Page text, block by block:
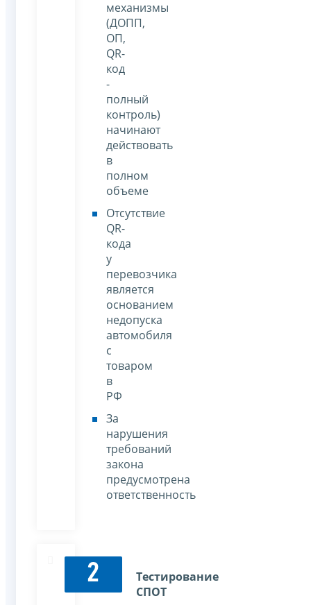
механизмы
(ДОПП,
ОП,
QR-
код
-
полный
контроль)
начинают
действовать
в
полном
объеме
Отсутствие
QR-
кода
у
перевозчика
является
основанием
недопуска
автомобиля
с
товаром
в
РФ
За
нарушения
требований
закона
предусмотрена
ответственность
2
Тестирование
СПОТ